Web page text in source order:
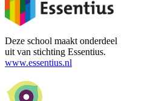
Deze school maakt onderdeel
uit van stichting Essentius.
www.essentius.nl